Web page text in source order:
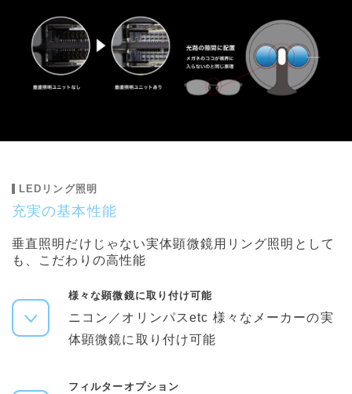
LEDリング照明
充実の基本性能
垂直照明だけじゃない実体顕微鏡用リング照明として
も、こだわりの高性能
様々な顕微鏡に取り付け可能
ニコン／オリンパスetc 様々なメーカーの実
体顕微鏡に取り付け可能
フィルターオプション